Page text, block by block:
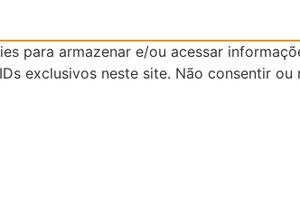
para armazenar e/ou acessar
exclusivos neste site. Não consentir